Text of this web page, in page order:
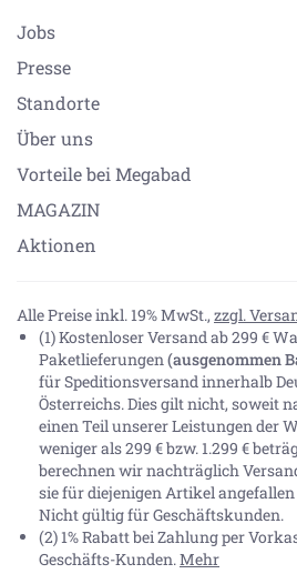
Jobs
Presse
Standorte
Über uns
Vorteile bei Megabad
MAGAZIN
Aktionen
Alle Preise inkl. 19% MwSt., zzgl.
(1) Kostenloser Versand ab 299 €
Paketlieferungen (ausgenommen
für Speditionsversand innerhalb
Österreichs. Dies gilt nicht, soweit
einen Teil unserer Leistungen der
weniger als 299 € bzw. 1.299 €
berechnen wir nachträglich
sie für diejenigen Artikel angefallen
Nicht gültig für Geschäftskunden.
(2) 1% Rabatt bei Zahlung per
Geschäfts-Kunden. Mehr